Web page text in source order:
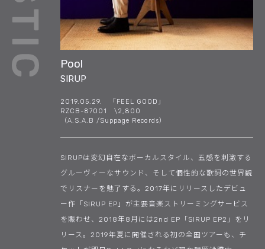
Pool
SIRUP
2019.05.29. 「FEEL GOOD」
RZCB-87001 \2,800
（A.S.A.B /Suppage Records）
SIRUPは変幻自在なボーカルスタイル、五感を刺激する
グルーヴィーなサウンド、そして個性的な歌詞の世界観
でリスナーを魅了する。2017年にリリースしたデビュ
ー作「SIRUP EP」が主要音楽ストリーミングサービス
を賑わせ、2018年8月には2nd EP「SIRUP EP2」をリ
リース。2019年夏に開催される初の全国ツアーも、チ